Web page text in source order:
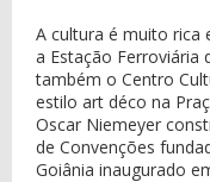
A cultura é muito rica
a Estação Ferroviária
também o Centro
estilo art déco na
Oscar Niemeyer
de Convenções
Goiânia inaugurado